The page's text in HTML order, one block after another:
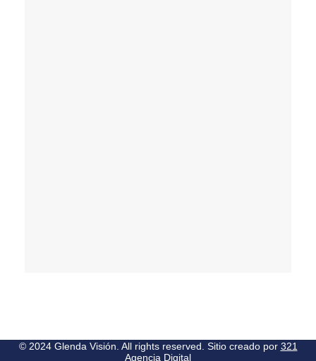
© 2024 Glenda Visión. All rights reserved. Sitio creado por 321
Agencia Digital